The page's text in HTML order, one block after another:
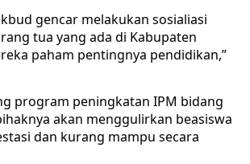
gencar melakukan sosialiasi
tua yang ada di Kabupaten
paham pentingnya pendidikan,”
program peningkatan IPM bidang
akan menggulirkan beasiswa
dan kurang mampu secara